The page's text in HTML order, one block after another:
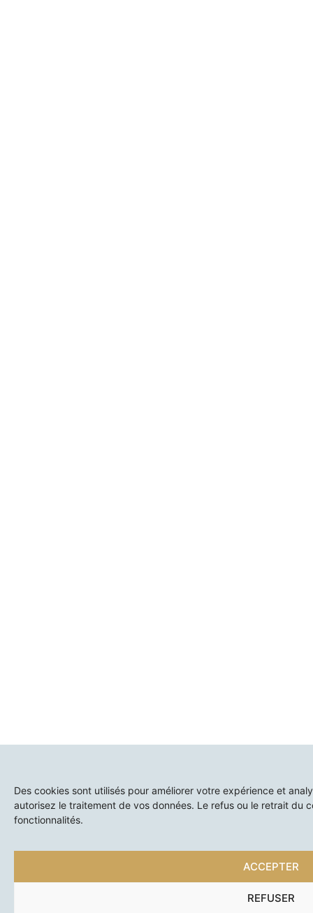
Des cookies sont utilisés pour améliorer votre expérience et
autorisez le traitement de vos données. Le refus ou le retrait du
fonctionnalités.
ACCEPTER
REFUSER